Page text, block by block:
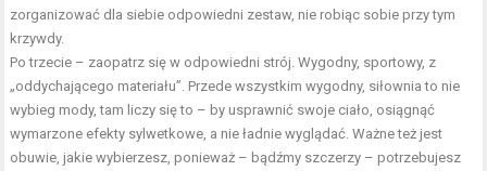
zorganizować dla siebie odpowiedni zestaw, nie robiąc sobie przy tym
krzywdy.
Po trzecie – zaopatrz się w odpowiedni strój. Wygodny, sportowy, z
„oddychającego materiału”. Przede wszystkim wygodny, siłownia to nie
wybieg mody, tam liczy się to – by usprawnić swoje ciało, osiągnąć
wymarzone efekty sylwetkowe, a nie ładnie wyglądać. Ważne też jest
obuwie, jakie wybierzesz, ponieważ – bądźmy szczerzy – potrzebujesz